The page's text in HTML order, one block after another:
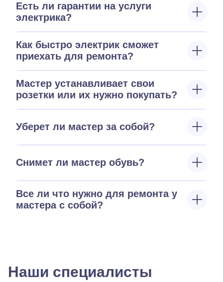
Есть ли гарантии на услуги
электрика?
Как быстро электрик сможет
приехать для ремонта?
Мастер устанавливает свои
розетки или их нужно покупать?
Уберет ли мастер за собой?
Снимет ли мастер обувь?
Все ли что нужно для ремонта у
мастера с собой?
Наши специалисты